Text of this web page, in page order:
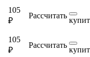
105
₽
Рассчитать
105
₽
Рассчитать